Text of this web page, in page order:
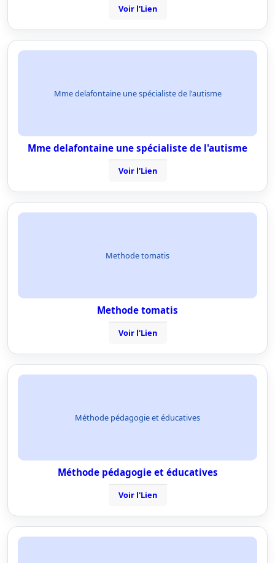
Voir l'Lien
Mme delafontaine une spécialiste de l'autisme
Mme delafontaine une spécialiste de l'autisme
Voir l'Lien
Methode tomatis
Methode tomatis
Voir l'Lien
Méthode pédagogie et éducatives
Méthode pédagogie et éducatives
Voir l'Lien